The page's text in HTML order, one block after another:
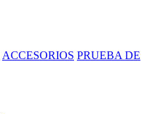
ACCESORIOS PRUEBA DE